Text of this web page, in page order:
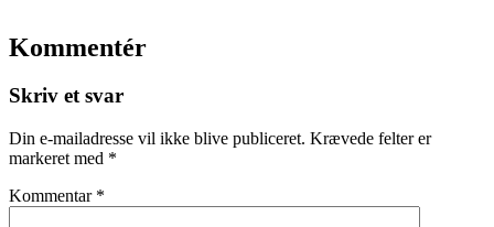
Kommentér
Skriv et svar
Din e-mailadresse vil ikke blive publiceret. Krævede felter er
markeret med *
Kommentar *